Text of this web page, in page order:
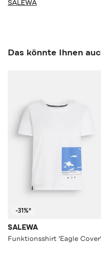
SALEWA
Das könnte Ihnen
-31%*
SALEWA